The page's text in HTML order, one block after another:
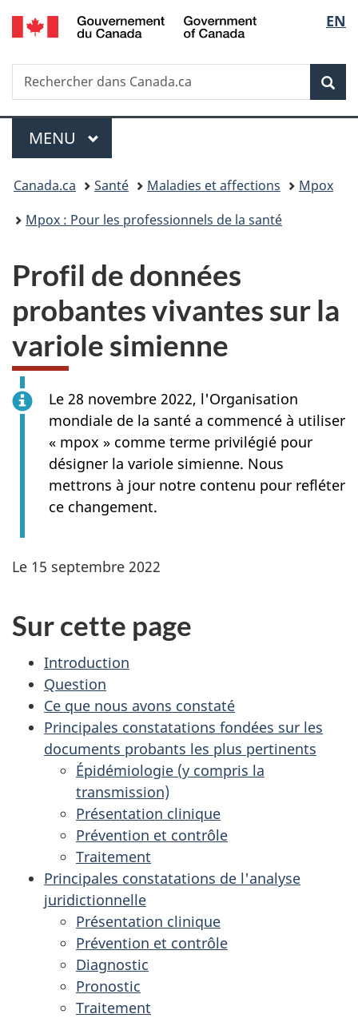
Passer
au
principal
Passer
à
Au
du
Passer
à
version
simplifiée
de
la
EN
Recherche
Rechercher
dans
Menu
MENU PRINCIPAL
Vous
êtes
Canada.ca Santé Maladies et affections
Mpox
Mpox : Pour les professionnels de la santé
Profil de données
probantes vivantes sur la
variole simienne
Le 28 novembre 2022, l'Organisation
mondiale de la santé a commencé à utiliser
« mpox » comme terme privilégié pour
désigner la variole simienne. Nous
mettrons à jour notre contenu pour refléter
ce changement.
Le 15 septembre 2022
Sur cette page
Introduction
Question
Ce que nous avons constaté
Principales constatations fondées sur les
documents probants les plus pertinents
Épidémiologie (y compris la
transmission)
Présentation clinique
Prévention et contrôle
Traitement
Principales constatations de l'analyse
juridictionnelle
Présentation clinique
Prévention et contrôle
Diagnostic
Pronostic
Traitement